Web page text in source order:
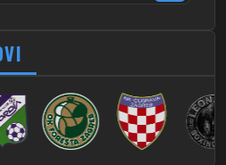
Novaki